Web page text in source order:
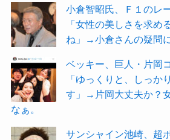
小倉智昭氏、Ｆ１のレ
「女性の美しさを求め
ね」→小倉さんの疑問に
ベッキー、巨人・片岡
「ゆっくりと、しっか
す」→片岡大丈夫か？
なぁ。
サンシャイン池崎、超